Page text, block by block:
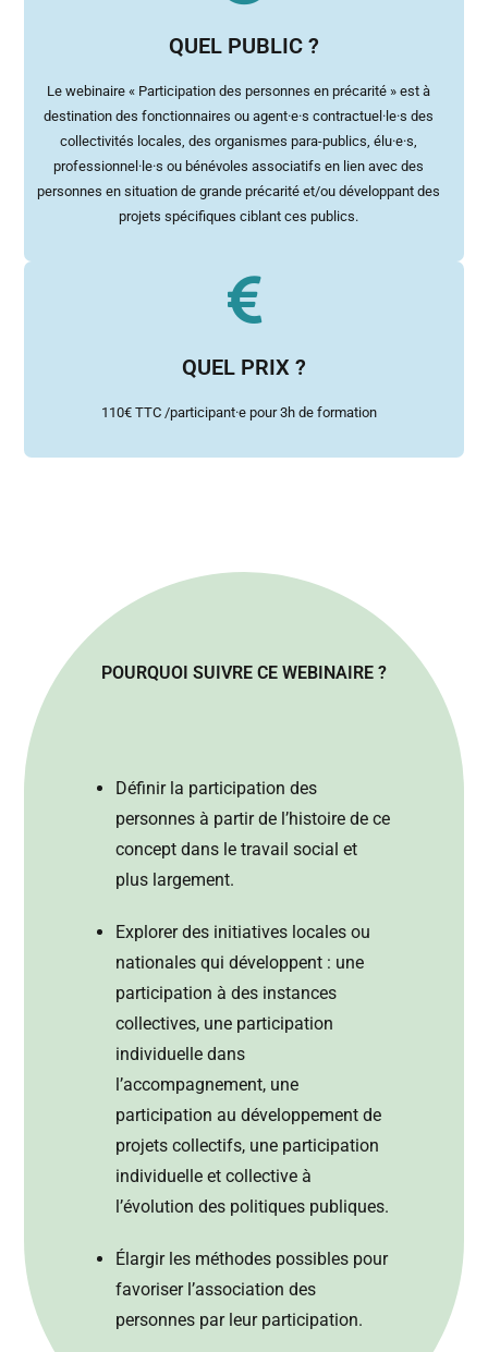
QUEL PUBLIC ?
Le webinaire « Participation des personnes en précarité » est à
destination des fonctionnaires ou agent·e·s contractuel·le·s des
collectivités locales, des organismes para-publics, élu·e·s,
professionnel·le·s ou bénévoles associatifs en lien avec des
personnes en situation de grande précarité et/ou développant des
projets spécifiques ciblant ces publics.
QUEL PRIX ?
110€ TTC /participant·e pour 3h de formation
POURQUOI SUIVRE CE WEBINAIRE ?
Définir la participation des
personnes à partir de l’histoire de ce
concept dans le travail social et
plus largement.
Explorer des initiatives locales ou
nationales qui développent : une
participation à des instances
collectives, une participation
individuelle dans
l’accompagnement, une
participation au développement de
projets collectifs, une participation
individuelle et collective à
l’évolution des politiques publiques.
Élargir les méthodes possibles pour
favoriser l’association des
personnes par leur participation.